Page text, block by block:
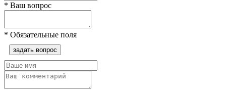
* Ваш вопрос
* Обязательные поля
задать вопрос